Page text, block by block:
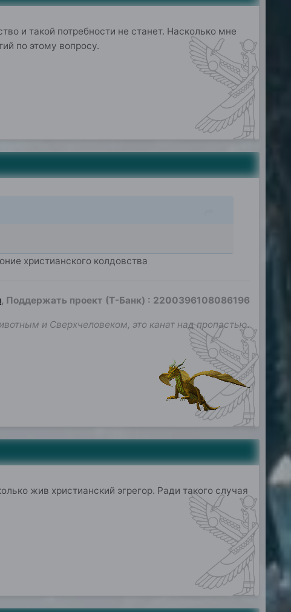
и такой потребности не станет. Насколько мне
по этому вопросу.
христианского колдовства
, Поддержать проект (Т-Банк) : 2200396108086196
и Сверхчеловеком, это канат над пропастью.
жив христианский эгрегор. Ради такого случая